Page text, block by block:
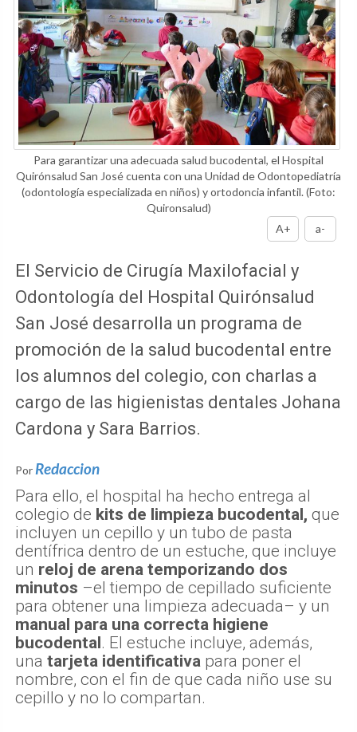
Para garantizar una adecuada salud bucodental, el Hospital
Quirónsalud San José cuenta con una Unidad de Odontopediatría
(odontología especializada en niños) y ortodoncia infantil.(Foto:
Quironsalud)
A+
a-
El Servicio de Cirugía Maxilofacial y
Odontología del Hospital Quirónsalud
San José desarrolla un programa de
promoción de la salud bucodental entre
los alumnos del colegio, con charlas a
cargo de las higienistas dentales Johana
Cardona y Sara Barrios.
Por Redaccion
Para ello, el hospital ha hecho entrega al
colegio de kits de limpieza bucodental, que
incluyen un cepillo y un tubo de pasta
dentífrica dentro de un estuche, que incluye
un reloj de arena temporizando dos
minutos –el tiempo de cepillado suficiente
para obtener una limpieza adecuada– y un
manual para una correcta higiene
bucodental. El estuche incluye, además,
una tarjeta identificativa para poner el
nombre, con el fin de que cada niño use su
cepillo y no lo compartan.